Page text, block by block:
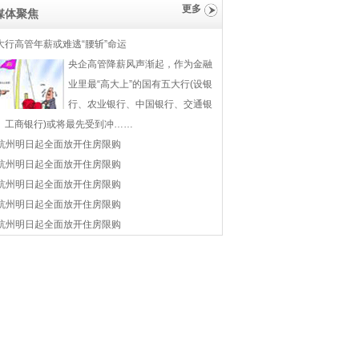
体聚焦 更多
行高管年薪或难逃“腰斩”命运
央企高管降薪风声渐起，作为金融
业里最“高大上”的国有五大行(设银
行、农业银行、中国银行、交通银
工商银行)或将最先受到冲……
州明日起全面放开住房限购
州明日起全面放开住房限购
州明日起全面放开住房限购
州明日起全面放开住房限购
州明日起全面放开住房限购